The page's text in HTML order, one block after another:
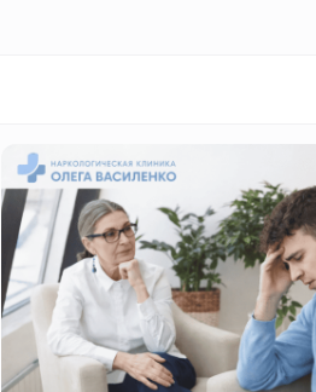
абстиненции. Вопрос как
рано или поздно встает
столкнувшейся с этой бедой,
Однако важно понимать:Read